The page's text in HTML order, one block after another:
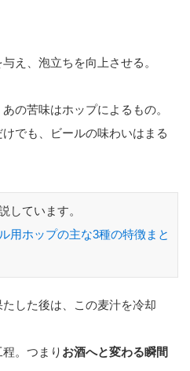
え、泡立ちを向上させる。
の苦味はホップによるもの。
でも、ビールの味わいはまる
しています。
用ホップの主な3種の特徴まと
した後は、この麦汁を冷却
。つまり お酒へと変わる瞬間